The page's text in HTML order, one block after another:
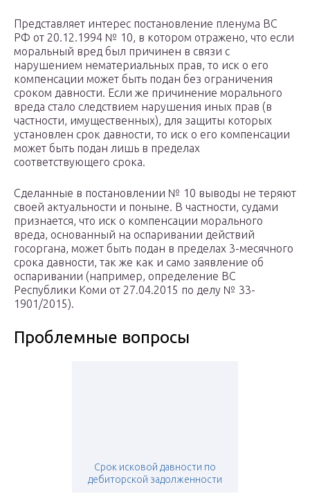
Представляет интерес постановление пленума ВС
РФ от 20.12.1994 № 10, в котором отражено, что если
моральный вред был причинен в связи с
нарушением нематериальных прав, то иск о его
компенсации может быть подан без ограничения
сроком давности. Если же причинение морального
вреда стало следствием нарушения иных прав (в
частности, имущественных), для защиты которых
установлен срок давности, то иск о его компенсации
может быть подан лишь в пределах
соответствующего срока.
Сделанные в постановлении № 10 выводы не теряют
своей актуальности и поныне. В частности, судами
признается, что иск о компенсации морального
вреда, основанный на оспаривании действий
госоргана, может быть подан в пределах 3-месячного
срока давности, так же как и само заявление об
оспаривании (например, определение ВС
Республики Коми от 27.04.2015 по делу № 33-
1901/2015).
Проблемные вопросы
Срок исковой давности по
дебиторской задолженности